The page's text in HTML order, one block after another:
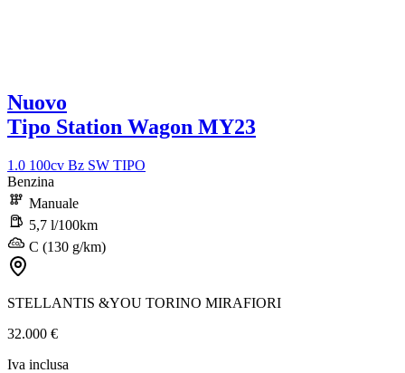
Nuovo
Tipo Station Wagon MY23
1.0 100cv Bz SW TIPO
Benzina
Manuale
5,7 l/100km
C (130 g/km)
STELLANTIS &YOU TORINO MIRAFIORI
32.000 €
Iva inclusa